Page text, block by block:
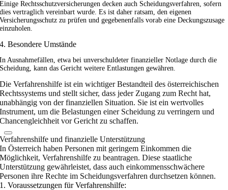
Einige Rechtsschutzversicherungen decken auch Scheidungsverfahren, sofern
dies vertraglich vereinbart wurde. Es ist daher ratsam, den eigenen
Versicherungsschutz zu prüfen und gegebenenfalls vorab eine Deckungszusage
einzuholen.
4. Besondere Umstände
In Ausnahmefällen, etwa bei unverschuldeter finanzieller Notlage durch die
Scheidung, kann das Gericht weitere Entlastungen gewähren.
Die Verfahrenshilfe ist ein wichtiger Bestandteil des österreichischen
Rechtssystems und stellt sicher, dass jeder Zugang zum Recht hat,
unabhängig von der finanziellen Situation. Sie ist ein wertvolles
Instrument, um die Belastungen einer Scheidung zu verringern und
Chancengleichheit vor Gericht zu schaffen.
Verfahrenshilfe und finanzielle Unterstützung
In Österreich haben Personen mit geringem Einkommen die
Möglichkeit, Verfahrenshilfe zu beantragen. Diese staatliche
Unterstützung gewährleistet, dass auch einkommensschwächere
Personen ihre Rechte im Scheidungsverfahren durchsetzen können.
1. Voraussetzungen für Verfahrenshilfe: